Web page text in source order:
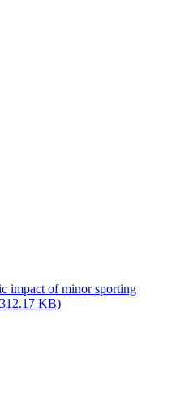
impact of minor sporting
KB)